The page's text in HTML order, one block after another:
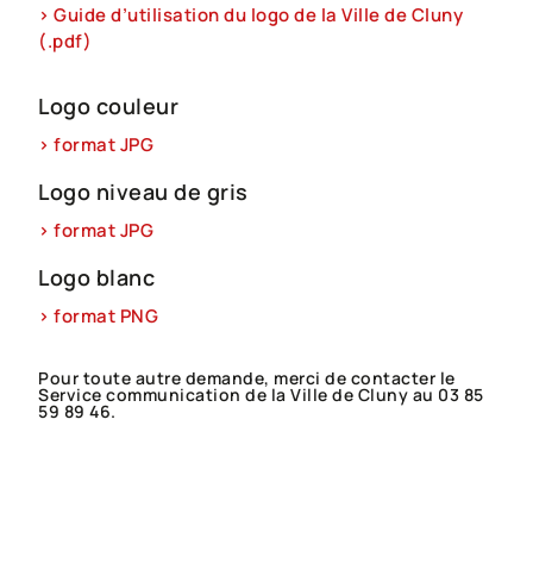
> Guide d’utilisation du logo de la Ville de Cluny
(.pdf)
Logo couleur
> format JPG
Logo niveau de gris
> format JPG
Logo blanc
> format PNG
Pour toute autre demande, merci de contacter le
Service communication de la Ville de Cluny au 03 85
59 89 46.